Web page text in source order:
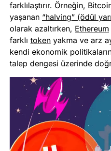
farklılaştırır. Örneğin,
yaşanan “halving” (ödül
olarak azaltırken, Ethereum
farklı token yakma ve arz
kendi ekonomik
talep dengesi üzerinde